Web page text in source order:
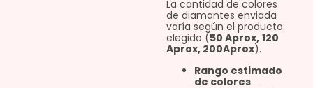
La cantidad de colores
de diamantes enviada
varía según el producto
elegido (50 Aprox, 120
Aprox, 200Aprox).
Rango estimado
de colores